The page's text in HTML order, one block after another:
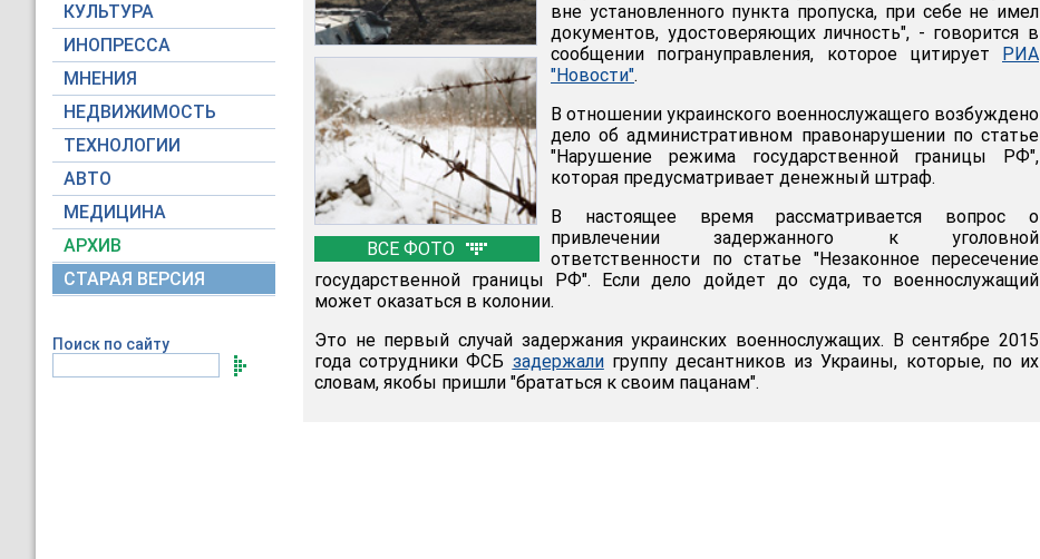
КУЛЬТУРА
ИНОПРЕССА
МНЕНИЯ
НЕДВИЖИМОСТЬ
ТЕХНОЛОГИИ
АВТО
МЕДИЦИНА
АРХИВ
СТАРАЯ ВЕРСИЯ
Поиск по сайту
ВСЕ ФОТО
вне установленного пункта пропуска, при себе не имел
документов, удостоверяющих личность", - говорится в
сообщении погрануправления, которое цитирует РИА
"Новости".
В отношении украинского военнослужащего возбуждено
дело об административном правонарушении по статье
"Нарушение режима государственной границы РФ",
которая предусматривает денежный штраф.
В настоящее время рассматривается вопрос о
привлечении задержанного к уголовной
ответственности по статье "Незаконное пересечение
государственной границы РФ". Если дело дойдет до суда, то военнослужащий
может оказаться в колонии.
Это не первый случай задержания украинских военнослужащих. В сентябре 2015
года сотрудники ФСБ задержалигруппу десантников из Украины, которые, по их
словам, якобы пришли "брататься к своим пацанам".